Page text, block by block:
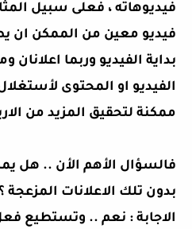
فيديوهاته ، فعلى سبيل
فيديو معين من الممكن ان
بداية الفيديو وربما
الفيديو او المحتوى
ممكنة لتحقيق المزيد من
فالسؤال الأهم الأن .. هل
بدون تلك الاعلانات المزعجة
الاجابة : نعم .. وتستطيع